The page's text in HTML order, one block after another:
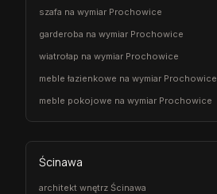
szafa na wymiar Prochowice
garderoba na wymiar Prochowice
wiatrołap na wymiar Prochowice
meble łazienkowe na wymiar Prochowice
meble pokojowe na wymiar Prochowice
Ścinawa
architekt wnętrz Ścinawa